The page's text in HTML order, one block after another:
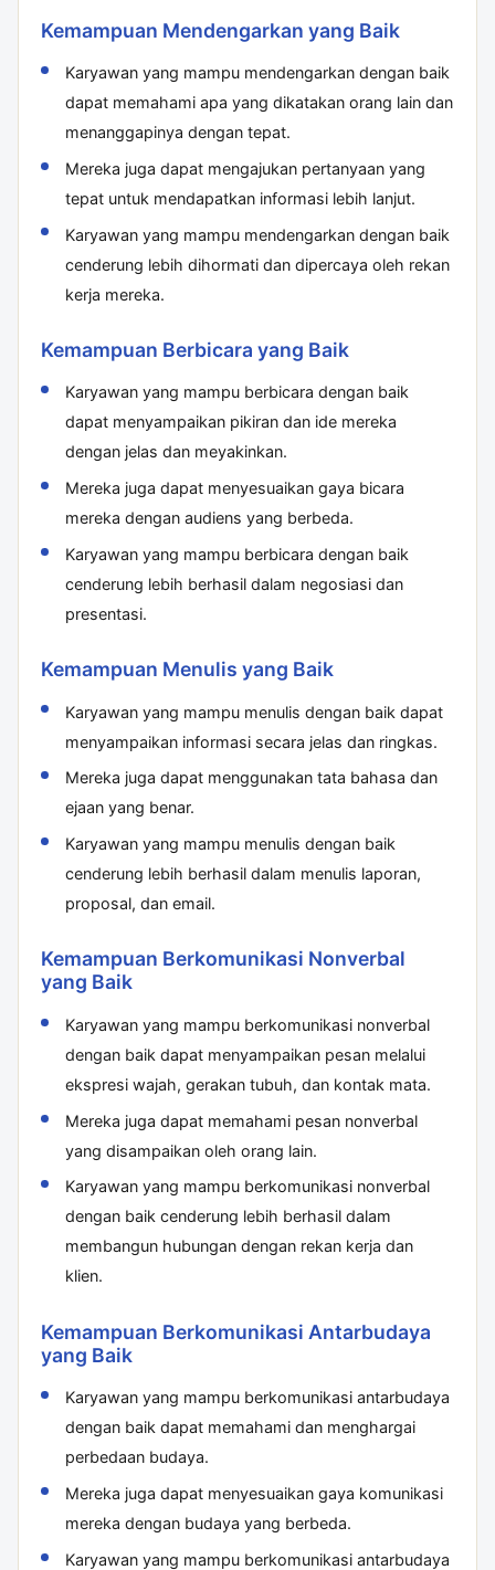
Kemampuan Mendengarkan yang Baik
Karyawan yang mampu mendengarkan dengan baik
dapat memahami apa yang dikatakan orang lain dan
menanggapinya dengan tepat.
Mereka juga dapat mengajukan pertanyaan yang
tepat untuk mendapatkan informasi lebih lanjut.
Karyawan yang mampu mendengarkan dengan baik
cenderung lebih dihormati dan dipercaya oleh rekan
kerja mereka.
Kemampuan Berbicara yang Baik
Karyawan yang mampu berbicara dengan baik
dapat menyampaikan pikiran dan ide mereka
dengan jelas dan meyakinkan.
Mereka juga dapat menyesuaikan gaya bicara
mereka dengan audiens yang berbeda.
Karyawan yang mampu berbicara dengan baik
cenderung lebih berhasil dalam negosiasi dan
presentasi.
Kemampuan Menulis yang Baik
Karyawan yang mampu menulis dengan baik dapat
menyampaikan informasi secara jelas dan ringkas.
Mereka juga dapat menggunakan tata bahasa dan
ejaan yang benar.
Karyawan yang mampu menulis dengan baik
cenderung lebih berhasil dalam menulis laporan,
proposal, dan email.
Kemampuan Berkomunikasi Nonverbal
yang Baik
Karyawan yang mampu berkomunikasi nonverbal
dengan baik dapat menyampaikan pesan melalui
ekspresi wajah, gerakan tubuh, dan kontak mata.
Mereka juga dapat memahami pesan nonverbal
yang disampaikan oleh orang lain.
Karyawan yang mampu berkomunikasi nonverbal
dengan baik cenderung lebih berhasil dalam
membangun hubungan dengan rekan kerja dan
klien.
Kemampuan Berkomunikasi Antarbudaya
yang Baik
Karyawan yang mampu berkomunikasi antarbudaya
dengan baik dapat memahami dan menghargai
perbedaan budaya.
Mereka juga dapat menyesuaikan gaya komunikasi
mereka dengan budaya yang berbeda.
Karyawan yang mampu berkomunikasi antarbudaya